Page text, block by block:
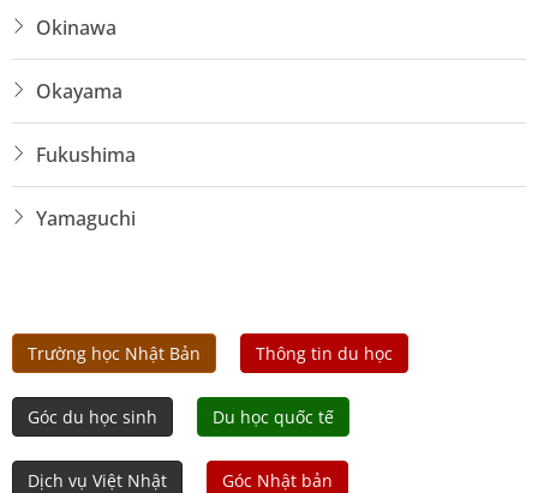
Okinawa
Okayama
Fukushima
Yamaguchi
Trường học Nhật Bản Thông tin du học
Góc du học sinh Du học quốc tế
Dịch vụ Việt Nhật Góc Nhật bản